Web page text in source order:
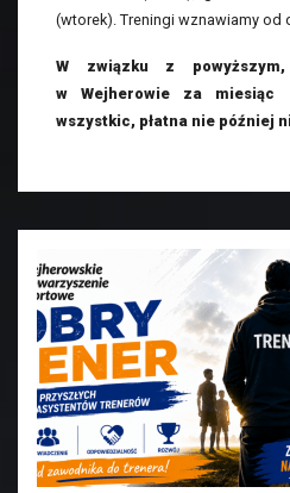
(wtorek). Treningi wznawiamy od
W związku z powyższym,
w Wejherowie za
wszystkic, płatna nie później